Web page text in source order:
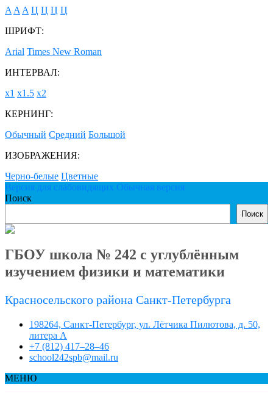
A A A Ц Ц Ц Ц
ШРИФТ:
Arial Times New Roman
ИНТЕРВАЛ:
х1 х1.5 х2
КЕРНИНГ:
Обычный Средний Большой
ИЗОБРАЖЕНИЯ:
Черно-белые Цветные
Версия для слабовидящих Обычная версия
Поиск
Поиск
ГБОУ школа № 242 с углублённым
изучением физики и математики
Красносельского района Санкт-Петербурга
198264, Санкт-Петербург, ул. Лётчика Пилютова, д. 50,
литера А
+7 (812) 417–28–46
school242spb@mail.ru
МЕНЮ